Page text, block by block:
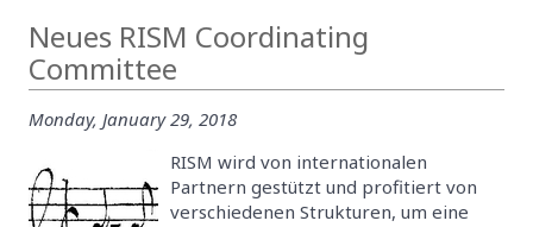
Neues RISM Coordinating
Committee
Monday, January 29, 2018
RISM wird von internationalen
Partnern gestützt und profitiert von
verschiedenen Strukturen, um eine